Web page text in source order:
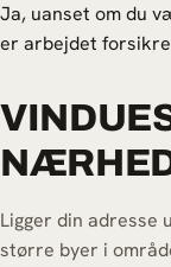
Ja, uanset om du
er arbejdet
Ligger din adresse
større byer i